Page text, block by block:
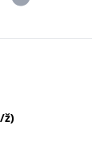
ž)